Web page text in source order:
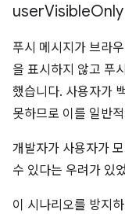
userVisibleOnly
푸시 메시지가 브라
을 표시하지 않고 푸
했습니다. 사용자가
못하므로 이를 일반
개발자가 사용자가
수 있다는 우려가 있
이 시나리오를 방지